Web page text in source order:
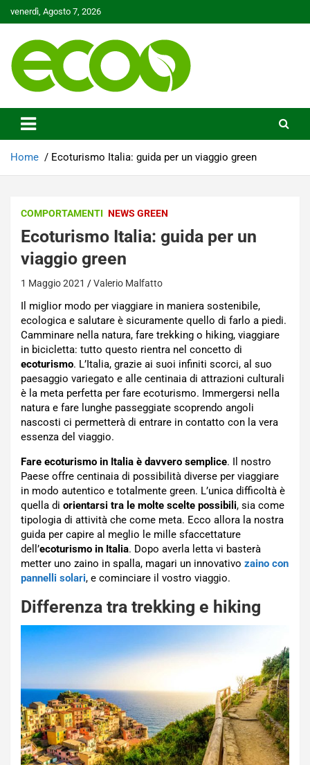
to
venerdì, Agosto 7, 2026
Ecoo.it
Home Ecoturismo Italia: guida per un viaggio green
COMPORTAMENTI NEWS GREEN
Ecoturismo Italia: guida per un
viaggio green
1 Maggio 2021 Valerio Malfatto
Il miglior modo per viaggiare in maniera sostenibile,
ecologica e salutare è sicuramente quello di farlo a piedi.
Camminare nella natura, fare trekking o hiking, viaggiare
in bicicletta: tutto questo rientra nel concetto di
ecoturismo. L’Italia, grazie ai suoi infiniti scorci, al suo
paesaggio variegato e alle centinaia di attrazioni culturali
è la meta perfetta per fare ecoturismo. Immergersi nella
natura e fare lunghe passeggiate scoprendo angoli
nascosti ci permetterà di entrare in contatto con la vera
essenza del viaggio.
Fare ecoturismo in Italia è davvero semplice. Il nostro
Paese offre centinaia di possibilità diverse per viaggiare
in modo autentico e totalmente green. L’unica difficoltà è
quella di orientarsi tra le molte scelte possibili, sia come
tipologia di attività che come meta. Ecco allora la nostra
guida per capire al meglio le mille sfaccettature
dell’ecoturismo in Italia. Dopo averla letta vi basterà
metter uno zaino in spalla, magari un innovativo zaino con
pannelli solari, e cominciare il vostro viaggio.
Differenza tra trekking e hiking